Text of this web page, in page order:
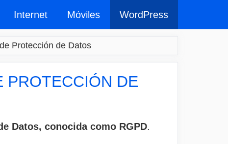
Internet Móviles WordPress
Protección de Datos
PROTECCIÓN DE
Datos, conocida como RGPD.